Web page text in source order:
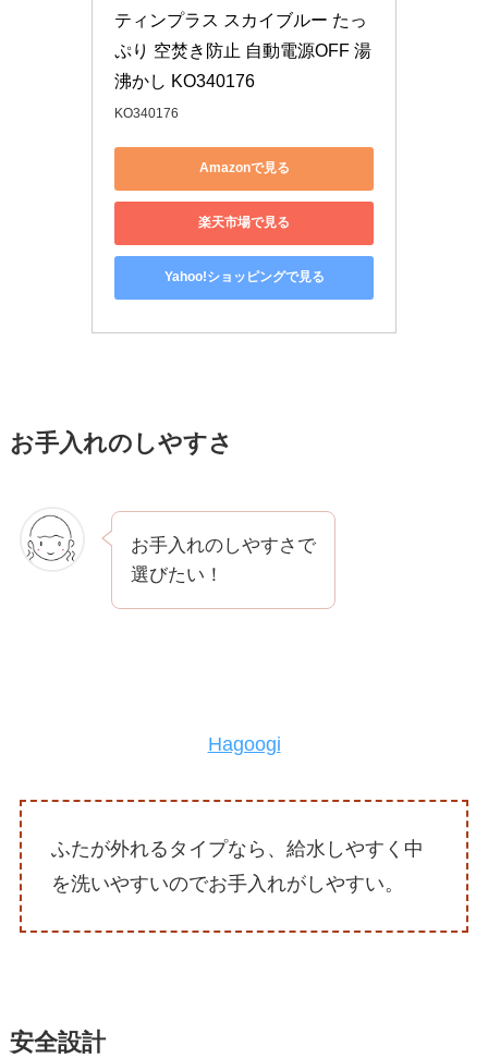
ティンプラス スカイブルー たっ
ぷり 空焚き防止 自動電源OFF 湯
沸かし KO340176
KO340176
Amazonで見る
楽天市場で見る
Yahoo!ショッピングで見る
お手入れのしやすさ
お手入れのしやすさで
選びたい！
Hagoogi
ふたが外れるタイプなら、給水しやすく中
を洗いやすいのでお手入れがしやすい。
安全設計